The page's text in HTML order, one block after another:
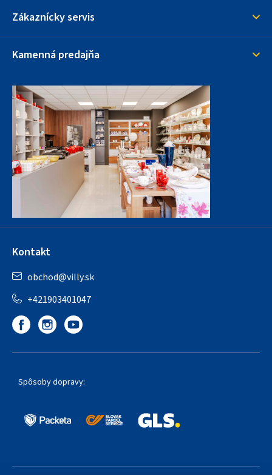
Zákaznícky servis
Kamenná predajňa
Kontakt
obchod@villy.sk
+421903401047
Spôsoby dopravy: